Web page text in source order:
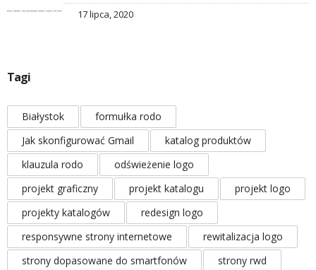
17 lipca, 2020
Tagi
Białystok
formułka rodo
Jak skonfigurować Gmail
katalog produktów
klauzula rodo
odświeżenie logo
projekt graficzny
projekt katalogu
projekt logo
projekty katalogów
redesign logo
responsywne strony internetowe
rewitalizacja logo
strony dopasowane do smartfonów
strony rwd